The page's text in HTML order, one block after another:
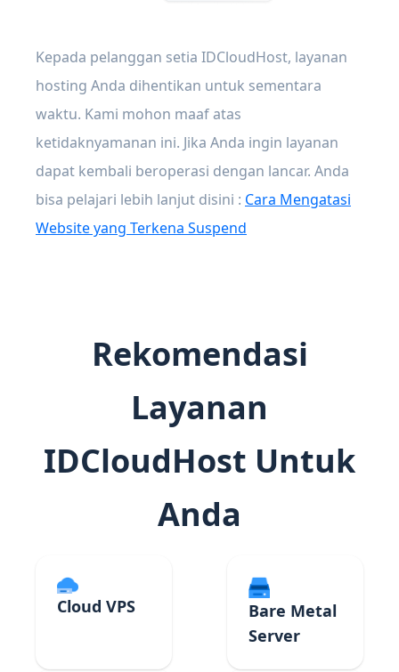
Kepada pelanggan setia IDCloudHost, layanan
hosting Anda dihentikan untuk sementara
waktu. Kami mohon maaf atas
ketidaknyamanan ini. Jika Anda ingin layanan
dapat kembali beroperasi dengan lancar. Anda
bisa pelajari lebih lanjut disini : Cara Mengatasi
Website yang Terkena Suspend
Rekomendasi
Layanan
IDCloudHost Untuk
Anda
Cloud VPS
Bare Metal
Server